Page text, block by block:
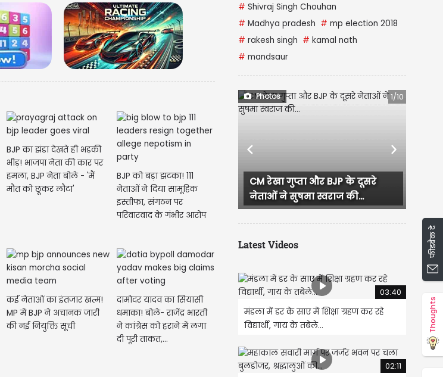
BJP का झंडा देखते ही भड़की
भीड़! भाजपा नेता की कार पर
हमला, BJP नेता बोले - 'मैं
मौत को छूकर लौटा'
BJP को बड़ा झटका! 111
नेताओं ने दिया सामूहिक
इस्तीफा, संगठन पर
परिवारवाद के गंभीर आरोप
कई नेताओं का इंतजार खत्म!
MP में BJP ने अचानक जारी
की नई नियुक्ति सूची
दामोदर यादव का सियासी
धमाका! बोले- राजेंद्र भारती
ने कांग्रेस को हराने में लगा
दी पूरी ताकत,...
# Shivraj Singh Chouhan
# Madhya pradesh # mp election 2018
# rakesh singh # kamal nath
# mandsaur
Photos 1/10
CM रेखा गुप्ता और BJP के दूसरे
नेताओं ने सुषमा स्वराज की...
CM रेखा गुप्ता का जन सेवा सदन में
जनता से सीधा संवाद, हर...
Previous Next
Latest Videos
03:40
मंडला में डर के साए में शिक्षा ग्रहण कर रहे
विद्यार्थी, गाय के तबेले...
02:11
फीडबैक दें
Thoughts